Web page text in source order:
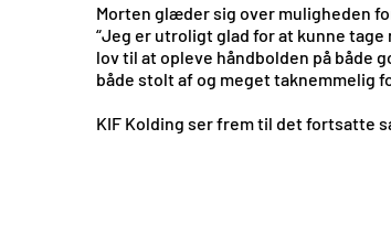
Morten glæder sig over muligheden
“Jeg er utroligt glad for at kunne
lov til at opleve håndbolden på både
både stolt af og meget taknemmelig
KIF Kolding ser frem til det fortsatte